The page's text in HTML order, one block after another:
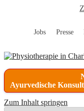
Jobs Presse
Ayurvedische
Zum Inhalt springen